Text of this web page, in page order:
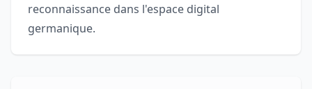
reconnaissance dans l'espace digital
germanique.